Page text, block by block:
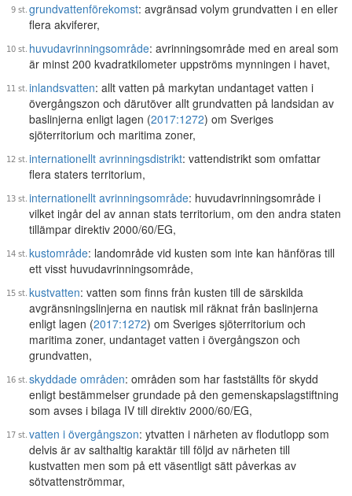
grundvattenförekomst: avgränsad volym grundvatten i en eller
flera akviferer,
huvudavrinningsområde: avrinningsområde med en areal som
är minst 200 kvadratkilometer uppströms mynningen i havet,
inlandsvatten: allt vatten på markytan undantaget vatten i
övergångszon och därutöver allt grundvatten på landsidan av
baslinjerna enligt lagen (2017:1272) om Sveriges
sjöterritorium och maritima zoner,
internationellt avrinningsdistrikt: vattendistrikt som omfattar
flera staters territorium,
internationellt avrinningsområde: huvudavrinningsområde i
vilket ingår del av annan stats territorium, om den andra staten
tillämpar direktiv 2000/60/EG,
kustområde: landområde vid kusten som inte kan hänföras till
ett visst huvudavrinningsområde,
kustvatten: vatten som finns från kusten till de särskilda
avgränsningslinjerna en nautisk mil räknat från baslinjerna
enligt lagen (2017:1272) om Sveriges sjöterritorium och
maritima zoner, undantaget vatten i övergångszon och
grundvatten,
skyddade områden: områden som har fastställts för skydd
enligt bestämmelser grundade på den gemenskapslagstiftning
som avses i bilaga IV till direktiv 2000/60/EG,
vatten i övergångszon: ytvatten i närheten av flodutlopp som
delvis är av salthaltig karaktär till följd av närheten till
kustvatten men som på ett väsentligt sätt påverkas av
sötvattenströmmar,